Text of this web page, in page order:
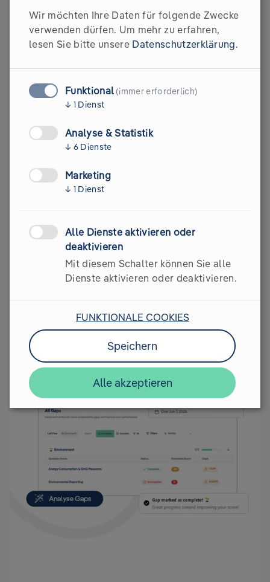
Automatisierte
Fragebogen-Befüllung
Fragen zuordnen. Die KI füllt die Antworten
basierend auf deinen vorhandenen Dokumenten vor,
was Zeit und Aufwand spart.
Wir möchten Ihre Daten für folgende Zwecke
verwenden dürfen. Um mehr zu erfahren,
lesen Sie bitte unsere Datenschutzerklärung.
Funktional(immer erforderlich)
↓ 1 Dienst
Analyse & Statistik
↓ 6 Dienste
Marketing
↓ 1 Dienst
Alle Dienste aktivieren oder
deaktivieren
Mit diesem Schalter können Sie alle
Dienste aktivieren oder deaktivieren.
FUNKTIONALE COOKIES
Speichern
Alle akzeptieren